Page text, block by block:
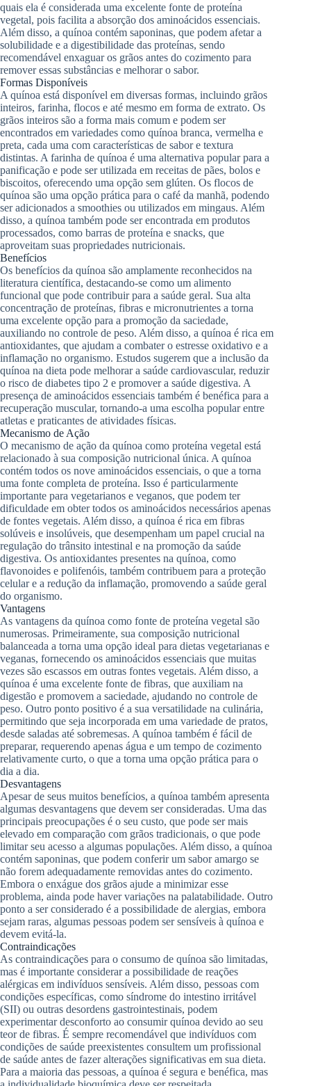
quais ela é considerada uma excelente fonte de proteína
vegetal, pois facilita a absorção dos aminoácidos essenciais.
Além disso, a quínoa contém saponinas, que podem afetar a
solubilidade e a digestibilidade das proteínas, sendo
recomendável enxaguar os grãos antes do cozimento para
remover essas substâncias e melhorar o sabor.
Formas Disponíveis
A quínoa está disponível em diversas formas, incluindo grãos
inteiros, farinha, flocos e até mesmo em forma de extrato. Os
grãos inteiros são a forma mais comum e podem ser
encontrados em variedades como quínoa branca, vermelha e
preta, cada uma com características de sabor e textura
distintas. A farinha de quínoa é uma alternativa popular para a
panificação e pode ser utilizada em receitas de pães, bolos e
biscoitos, oferecendo uma opção sem glúten. Os flocos de
quínoa são uma opção prática para o café da manhã, podendo
ser adicionados a smoothies ou utilizados em mingaus. Além
disso, a quínoa também pode ser encontrada em produtos
processados, como barras de proteína e snacks, que
aproveitam suas propriedades nutricionais.
Benefícios
Os benefícios da quínoa são amplamente reconhecidos na
literatura científica, destacando-se como um alimento
funcional que pode contribuir para a saúde geral. Sua alta
concentração de proteínas, fibras e micronutrientes a torna
uma excelente opção para a promoção da saciedade,
auxiliando no controle de peso. Além disso, a quínoa é rica em
antioxidantes, que ajudam a combater o estresse oxidativo e a
inflamação no organismo. Estudos sugerem que a inclusão da
quínoa na dieta pode melhorar a saúde cardiovascular, reduzir
o risco de diabetes tipo 2 e promover a saúde digestiva. A
presença de aminoácidos essenciais também é benéfica para a
recuperação muscular, tornando-a uma escolha popular entre
atletas e praticantes de atividades físicas.
Mecanismo de Ação
O mecanismo de ação da quínoa como proteína vegetal está
relacionado à sua composição nutricional única. A quínoa
contém todos os nove aminoácidos essenciais, o que a torna
uma fonte completa de proteína. Isso é particularmente
importante para vegetarianos e veganos, que podem ter
dificuldade em obter todos os aminoácidos necessários apenas
de fontes vegetais. Além disso, a quínoa é rica em fibras
solúveis e insolúveis, que desempenham um papel crucial na
regulação do trânsito intestinal e na promoção da saúde
digestiva. Os antioxidantes presentes na quínoa, como
flavonoides e polifenóis, também contribuem para a proteção
celular e a redução da inflamação, promovendo a saúde geral
do organismo.
Vantagens
As vantagens da quínoa como fonte de proteína vegetal são
numerosas. Primeiramente, sua composição nutricional
balanceada a torna uma opção ideal para dietas vegetarianas e
veganas, fornecendo os aminoácidos essenciais que muitas
vezes são escassos em outras fontes vegetais. Além disso, a
quínoa é uma excelente fonte de fibras, que auxiliam na
digestão e promovem a saciedade, ajudando no controle de
peso. Outro ponto positivo é a sua versatilidade na culinária,
permitindo que seja incorporada em uma variedade de pratos,
desde saladas até sobremesas. A quínoa também é fácil de
preparar, requerendo apenas água e um tempo de cozimento
relativamente curto, o que a torna uma opção prática para o
dia a dia.
Desvantagens
Apesar de seus muitos benefícios, a quínoa também apresenta
algumas desvantagens que devem ser consideradas. Uma das
principais preocupações é o seu custo, que pode ser mais
elevado em comparação com grãos tradicionais, o que pode
limitar seu acesso a algumas populações. Além disso, a quínoa
contém saponinas, que podem conferir um sabor amargo se
não forem adequadamente removidas antes do cozimento.
Embora o enxágue dos grãos ajude a minimizar esse
problema, ainda pode haver variações na palatabilidade. Outro
ponto a ser considerado é a possibilidade de alergias, embora
sejam raras, algumas pessoas podem ser sensíveis à quínoa e
devem evitá-la.
Contraindicações
As contraindicações para o consumo de quínoa são limitadas,
mas é importante considerar a possibilidade de reações
alérgicas em indivíduos sensíveis. Além disso, pessoas com
condições específicas, como síndrome do intestino irritável
(SII) ou outras desordens gastrointestinais, podem
experimentar desconforto ao consumir quínoa devido ao seu
teor de fibras. É sempre recomendável que indivíduos com
condições de saúde preexistentes consultem um profissional
de saúde antes de fazer alterações significativas em sua dieta.
Para a maioria das pessoas, a quínoa é segura e benéfica, mas